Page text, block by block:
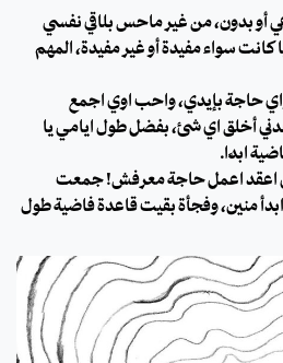
أو بدون، من غير ماحس بلاقي نفسي
سواء مفيدة أو غير مفيدة، المهم
حاجة بإيدي، واحب اوي اجمع
أخلق اي شئ، بفضل طول ايامي يا
ابدًا.
اعقد اعمل حاجة معرفش! جمعت
منين، وفجأة بقيت قاعدة فاضية طول